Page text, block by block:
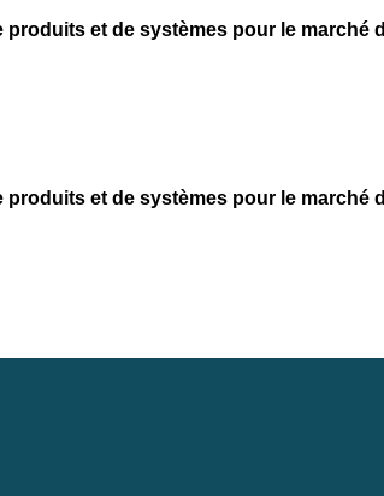
produits et de systèmes pour le marché
produits et de systèmes pour le marché